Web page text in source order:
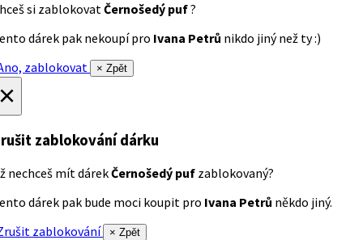
si zablokovatČernošedý puf?
dárek pak nekoupí pro Ivana Petrů nikdo jiný než ty :)
zablokovat
× Zpět
zablokování dárku
nechceš mít dárekČernošedý puf zablokovaný?
dárek pak bude moci koupit pro Ivana Petrů někdo jiný.
zablokování
× Zpět